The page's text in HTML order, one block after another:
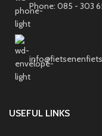
Phone: 085 - 303
USEFUL LINKS